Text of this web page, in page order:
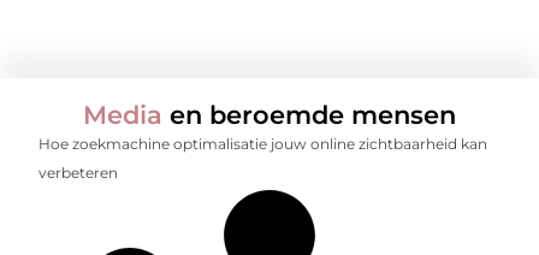
Media en beroemde mensen
Hoe zoekmachine optimalisatie jouw online zichtbaarheid kan
verbeteren